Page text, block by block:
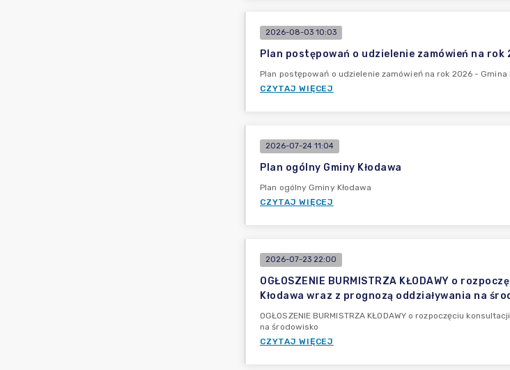
2026-08-03 10:03
Plan postępowań o udzielenie zamówień na rok
Plan postępowań o udzielenie zamówień na rok 2026 - Gmina
CZYTAJ WIĘCEJ
2026-07-24 11:04
Plan ogólny Gminy Kłodawa
Plan ogólny Gminy Kłodawa
CZYTAJ WIĘCEJ
2026-07-23 22:00
OGŁOSZENIE BURMISTRZA KŁODAWY o
Kłodawa wraz z prognozą oddziaływania na
OGŁOSZENIE BURMISTRZA KŁODAWY o rozpoczęciu
na środowisko
CZYTAJ WIĘCEJ